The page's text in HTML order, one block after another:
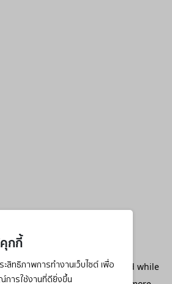
คุกกี้
สิทธิภาพการทำงานเว็บไซต์ เพื่อ
การใช้งานที่ดียิ่งขึ้น
-side exception has occurred while